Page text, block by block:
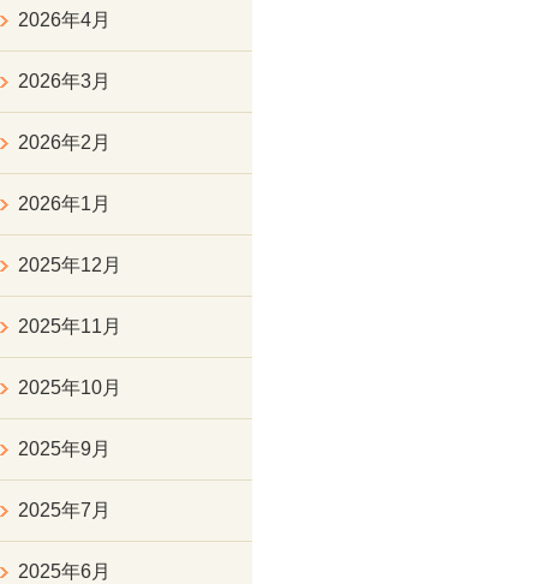
2026年4月
2026年3月
2026年2月
2026年1月
2025年12月
2025年11月
2025年10月
2025年9月
2025年7月
2025年6月